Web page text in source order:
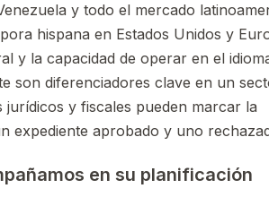
y todo el mercado
hispana en Estados Unidos y
y la capacidad de operar en el
son diferenciadores clave en un
jurídicos y fiscales pueden marcar la
expediente aprobado y uno
en su planificación